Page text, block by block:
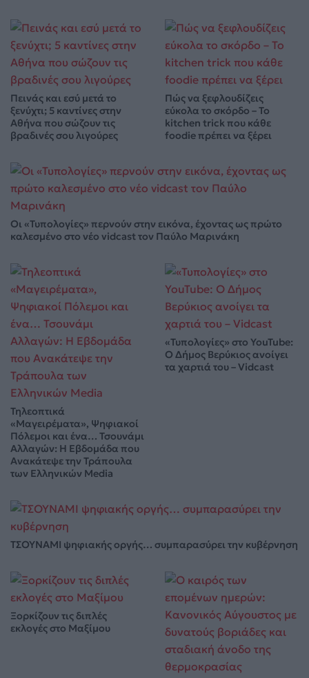
Πεινάς και εσύ μετά το
ξενύχτι; 5 καντίνες στην
Αθήνα που σώζουν τις
βραδινές σου λιγούρες
Πώς να ξεφλουδίζεις
εύκολα το σκόρδο – Το
kitchen trick που κάθε
foodie πρέπει να ξέρει
Οι «Τυπολογίες» περνούν στην εικόνα, έχοντας ως πρώτο
καλεσμένο στο νέο vidcast τον Παύλο Μαρινάκη
Τηλεοπτικά
«Μαγειρέματα», Ψηφιακοί
Πόλεμοι και ένα… Τσουνάμι
Αλλαγών: Η Εβδομάδα που
Ανακάτεψε την Τράπουλα
των Ελληνικών Media
«Τυπολογίες» στο YouTube:
Ο Δήμος Βερύκιος ανοίγει
τα χαρτιά του – Vidcast
ΤΣΟΥΝΑΜΙ ψηφιακής οργής… συμπαρασύρει την κυβέρνηση
Ξορκίζουν τις διπλές
εκλογές στο Μαξίμου